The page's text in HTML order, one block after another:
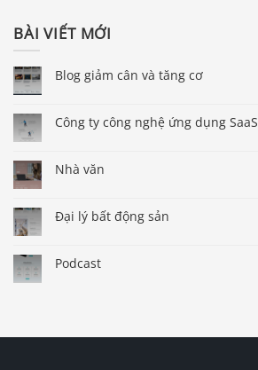
BÀI VIẾT MỚI
Blog giảm cân và tăng cơ
Công ty công nghệ ứng dụng SaaS
Nhà văn
Đại lý bất động sản
Podcast